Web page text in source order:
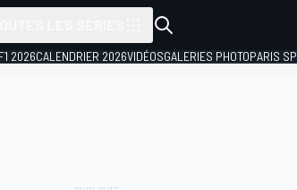
2026CALENDRIER 2026VIDÉOSGALERIES PHOTOPARIS